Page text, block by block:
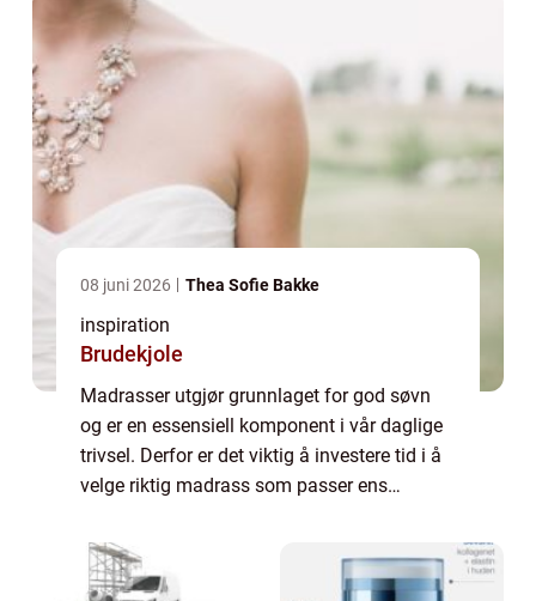
08 juni 2026 Thea Sofie Bakke
inspiration
Brudekjole
Madrasser utgjør grunnlaget for god søvn
og er en essensiell komponent i vår daglige
trivsel. Derfor er det viktig å investere tid i å
velge riktig madrass som passer ens
alternativer ...